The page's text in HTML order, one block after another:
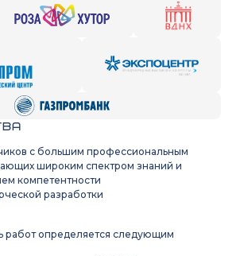
с большим профессиональным
широким спектром знаний и
компетентности
разработки
работ определяется следующим